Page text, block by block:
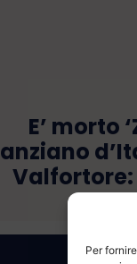
Per
E’ morto
anziano
Valfortore: